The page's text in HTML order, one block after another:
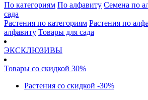
По категориям По алфавиту Семена по
сада
Растения по категориям Растения по
алфавиту Товары для сада
ЭКСКЛЮЗИВЫ
Товары со скидкой 30%
Растения со скидкой -30%